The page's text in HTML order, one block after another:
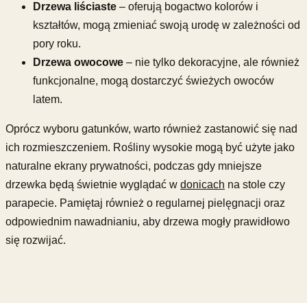
Drzewa liściaste – oferują bogactwo kolorów i
kształtów, mogą zmieniać swoją urodę w zależności od
pory roku.
Drzewa owocowe – nie tylko dekoracyjne, ale również
funkcjonalne, mogą dostarczyć świeżych owoców
latem.
Oprócz wyboru gatunków, warto również zastanowić się nad
ich rozmieszczeniem. Rośliny wysokie mogą być użyte jako
naturalne ekrany prywatności, podczas gdy mniejsze
drzewka będą świetnie wyglądać w donicach na stole czy
parapecie. Pamiętaj również o regularnej pielęgnacji oraz
odpowiednim nawadnianiu, aby drzewa mogły prawidłowo
się rozwijać.